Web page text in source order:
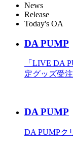
News
Release
Today's OA
DA PUMP
「LIVE DA
定グッズ受
DA PUMP
DA PUMPク